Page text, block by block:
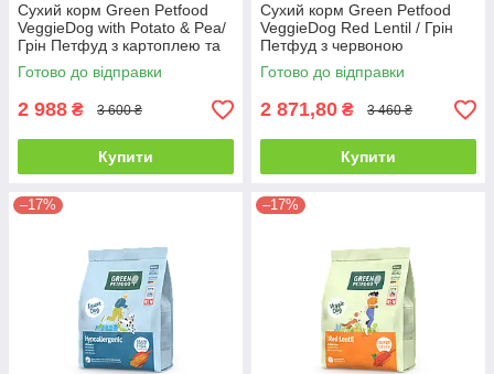
Сухий корм Green Petfood
VeggieDog with Potato & Pea/
Грін Петфуд з картоплею та
горохом 10 кг
Готово до відправки
2 988 ₴ 3 600 ₴
Купити
Сухий корм Green Petfood
VeggieDog Red Lentil / Грін
Петфуд з червоною
сочевицею 10 кг
Готово до відправки
2 871,80 ₴ 3 460 ₴
Купити
–17% –17%